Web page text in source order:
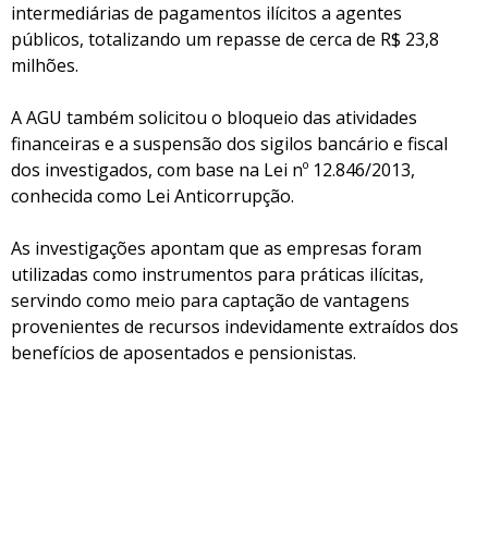
intermediárias de pagamentos ilícitos a agentes
públicos, totalizando um repasse de cerca de R$ 23,8
milhões.
A AGU também solicitou o bloqueio das atividades
financeiras e a suspensão dos sigilos bancário e fiscal
dos investigados, com base na Lei nº 12.846/2013,
conhecida como Lei Anticorrupção.
As investigações apontam que as empresas foram
utilizadas como instrumentos para práticas ilícitas,
servindo como meio para captação de vantagens
provenientes de recursos indevidamente extraídos dos
benefícios de aposentados e pensionistas.